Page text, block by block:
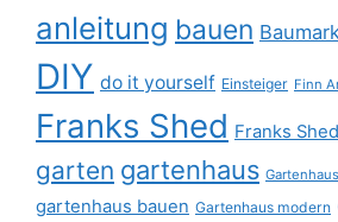
anleitung bauen
DIY do it yourself Einsteiger Finn
Franks Shed Franks
garten gartenhaus
gartenhaus bauen Gartenhaus modern